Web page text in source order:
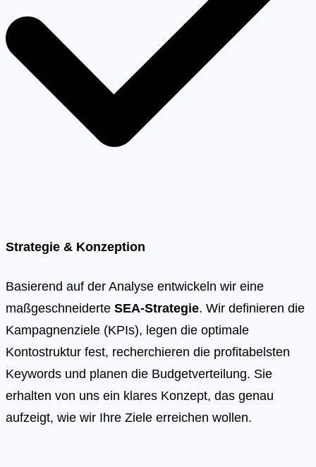
Strategie & Konzeption
Basierend auf der Analyse entwickeln wir eine
maßgeschneiderte SEA-Strategie. Wir definieren die
Kampagnenziele (KPIs), legen die optimale
Kontostruktur fest, recherchieren die profitabelsten
Keywords und planen die Budgetverteilung. Sie
erhalten von uns ein klares Konzept, das genau
aufzeigt, wie wir Ihre Ziele erreichen wollen.